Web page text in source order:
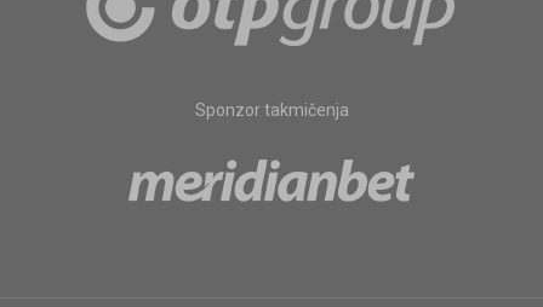
Sponzor takmičenja